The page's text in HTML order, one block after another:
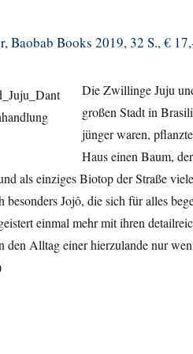
Baobab Books 2019, 32 S., €
Die Zwillinge Juju
großen Stadt in
jünger waren,
Haus einen Baum,
als einziges Biotop der Straße
Jojô, die sich für alles
einmal mehr mit ihren
Alltag einer hierzulande nur